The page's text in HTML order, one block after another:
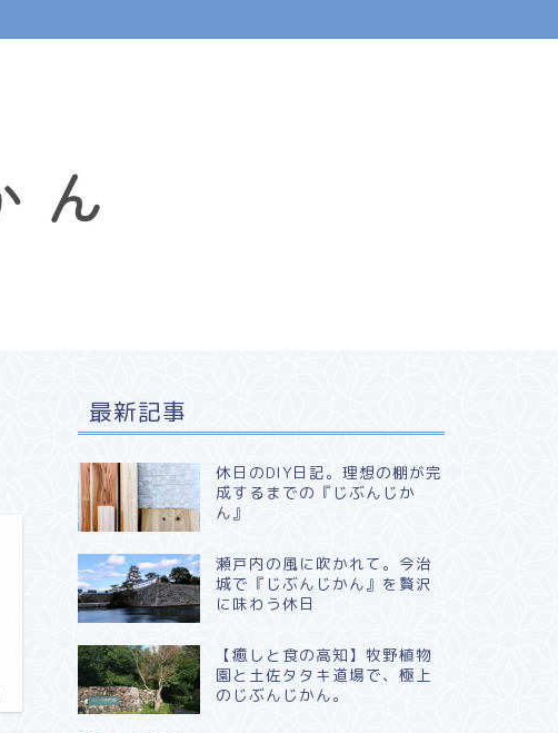
最新記事
休日のDIY日記。理想の棚が完
成するまでの『じぶんじか
ん』
瀬戸内の風に吹かれて。今治
城で『じぶんじかん』を贅沢
に味わう休日
​【癒しと食の高知】牧野植物
園と土佐タタキ道場で、極上
のじぶんじかん。